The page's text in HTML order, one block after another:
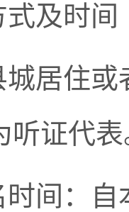
及时间
城居住
听证代
时间：